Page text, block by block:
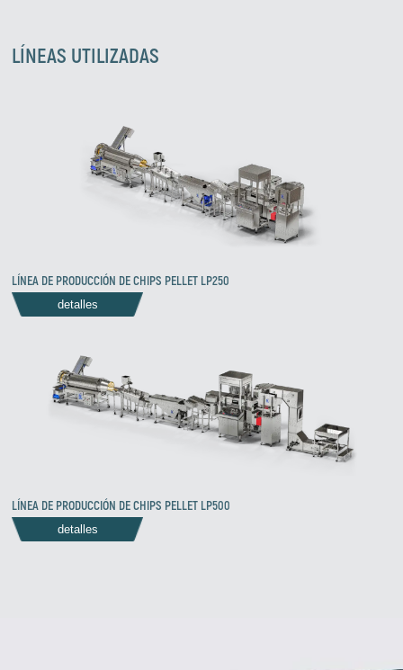
LÍNEAS UTILIZADAS
LÍNEA DE PRODUCCIÓN DE CHIPS PELLET LP250
detalles
LÍNEA DE PRODUCCIÓN DE CHIPS PELLET LP500
detalles
Zirve Extrussion
Le responderemos lo antes posible.